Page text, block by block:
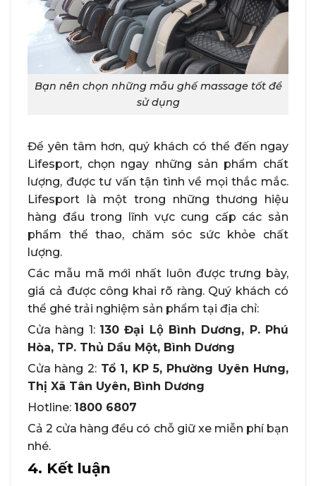
Bạn nên chọn những mẫu ghế massage tốt để
sử dụng
Để yên tâm hơn, quý khách có thể đến ngay
Lifesport, chọn ngay những sản phẩm chất
lượng, được tư vấn tận tình về mọi thắc mắc.
Lifesport là một trong những thương hiệu
hàng đầu trong lĩnh vực cung cấp các sản
phẩm thể thao, chăm sóc sức khỏe chất
lượng.
Các mẫu mã mới nhất luôn được trưng bày,
giá cả được công khai rõ ràng. Quý khách có
thể ghé trải nghiệm sản phẩm tại địa chỉ:
Cửa hàng 1: 130 Đại Lộ Bình Dương, P. Phú
Hòa, TP. Thủ Dầu Một, Bình Dương
Cửa hàng 2:Tổ 1, KP 5, Phường Uyên Hưng,
Thị Xã Tân Uyên, Bình Dương
Hotline: 1800 6807
Cả 2 cửa hàng đều có chỗ giữ xe miễn phí bạn
nhé.
4. Kết luận